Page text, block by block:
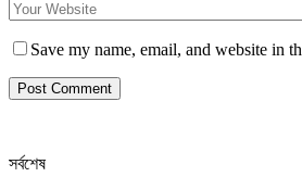
Save my name, email, and website in
সর্বশেষ